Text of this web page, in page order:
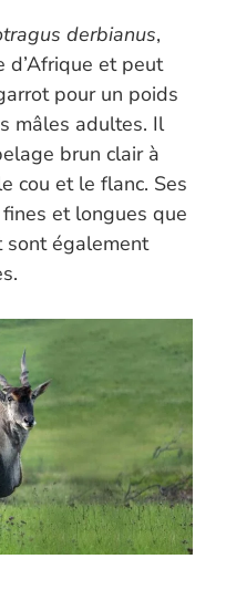
derbianus,
et peut
pour un poids
mâles adultes. Il
brun clair à
cou et le flanc. Ses
et longues que
sont également